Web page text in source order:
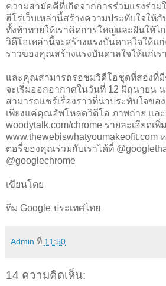
ความสามัคคีที่เกิดจากการร่วมแรงร่วม
ฮีโร่เว็บเหล่านี้สร้างความประทับใจให้
ทั้งท้าทายให้เราคิดการใหญ่และฝันให้ไก
วิดีโอเหล่านี้จะสร้างแรงบันดาลใจให้แ
ราวของคุณสร้างแรงบันดาลใจให้แก่เรา
และคุณสามารถรอชมวิดีโอชุดที่สองที่มี
จะเริ่มออกอากาศในวันที่ 12 มิถุนายน
สามารถแชร์เรื่องราวที่น่าประทับใจขอ
เพียงแค่คุณอัพโหลดวิดีโอ ภาพถ่าย แล
woodytalk.com/chrome รายละเอียดเพิ่
ตอรี่ของคุณร่วมกับเราได้ที่
@googlechrome
เขียนโดย
ทีม Google ประเทศไทย
Admin ที่ 11:50
14 ความคิดเห็น: